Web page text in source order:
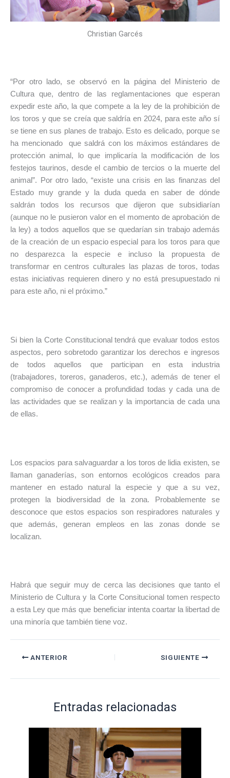
Christian Garcés
“Por otro lado, se observó en la página del Ministerio de
Cultura que, dentro de las reglamentaciones que esperan
expedir este año, la que compete a la ley de la prohibición de
los toros y que se creía que saldría en 2024, para este año sí
se tiene en sus planes de trabajo. Esto es delicado, porque se
ha mencionado que saldrá con los máximos estándares de
protección animal, lo que implicaría la modificación de los
festejos taurinos, desde el cambio de tercios o la muerte del
animal”. Por otro lado, “existe una crisis en las finanzas del
Estado muy grande y la duda queda en saber de dónde
saldrán todos los recursos que dijeron que subsidiarían
(aunque no le pusieron valor en el momento de aprobación de
la ley) a todos aquellos que se quedarían sin trabajo además
de la creación de un espacio especial para los toros para que
no desparezca la especie e incluso la propuesta de
transformar en centros culturales las plazas de toros, todas
estas iniciativas requieren dinero y no está presupuestado ni
para este año, ni el próximo.”
Si bien la Corte Constitucional tendrá que evaluar todos estos
aspectos, pero sobretodo garantizar los derechos e ingresos
de todos aquellos que participan en esta industria
(trabajadores, toreros, ganaderos, etc.), además de tener el
compromiso de conocer a profundidad todas y cada una de
las actividades que se realizan y la importancia de cada una
de ellas.
Los espacios para salvaguardar a los toros de lidia existen, se
llaman ganaderías, son entornos ecológicos creados para
mantener en estado natural la especie y que a su vez,
protegen la biodiversidad de la zona. Probablemente se
desconoce que estos espacios son respiradores naturales y
que además, generan empleos en las zonas donde se
localizan.
Habrá que seguir muy de cerca las decisiones que tanto el
Ministerio de Cultura y la Corte Consitucional tomen respecto
a esta Ley que más que beneficiar intenta coartar la libertad de
una minoría que también tiene voz.
ANTERIOR SIGUIENTE
Entradas relacionadas